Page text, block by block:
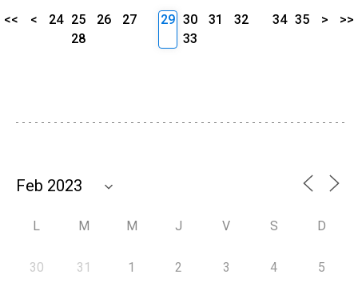
<< < 24 25 26
27
28
29 30 31
32
33
34 35 > >>
L M M J V S D
30 31 1 2 3 4 5